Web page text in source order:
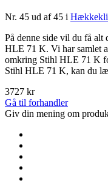
Nr. 45 ud af 45 i
På denne side vil du få alt
HLE 71 K. Vi har samlet
omkring Stihl HLE 71 K
Stihl HLE 71 K, kan du
3727 kr
Gå til forhandler
Giv din mening om